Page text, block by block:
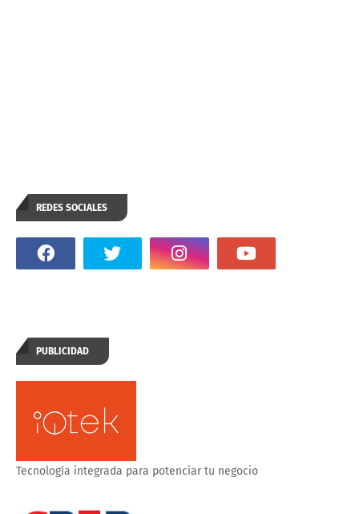
REDES SOCIALES
PUBLICIDAD
Tecnología integrada para potenciar tu negocio